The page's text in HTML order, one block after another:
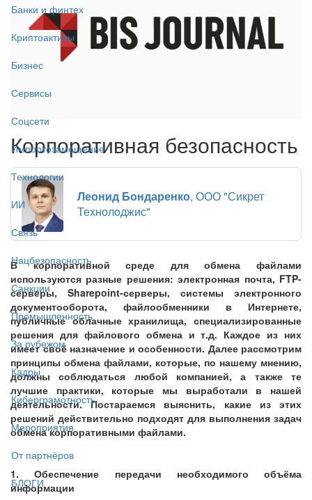
Банки и финтех
Криптоактивы
Бизнес
Сервисы
Соцсети
Импортозамещение
Технологии
ИИ
Связь
Нацбезопасность
Санкции
Промышленность
За рубежом
Кадры
Киберграмотность
Мероприятия
От партнёров
БЛОГИ
Корпоративная безопасность
Леонид Бондаренко, ООО "Сикрет
Технолоджис"
В корпоративной среде для обмена файлами
используются разные решения: электронная почта, FTP-
серверы, Sharepoint-серверы, системы электронного
документооборота, файлообменники в Интернете,
публичные облачные хранилища, специализированные
решения для файлового обмена и т.д. Каждое из них
имеет своё назначение и особенности. Далее рассмотрим
принципы обмена файлами, которые, по нашему мнению,
должны соблюдаться любой компанией, а также те
лучшие практики, которые мы выработали в нашей
деятельности. Постараемся выяснить, какие из этих
решений действительно подходят для выполнения задач
обмена корпоративными файлами.
1. Обеспечение передачи необходимого объёма
информации